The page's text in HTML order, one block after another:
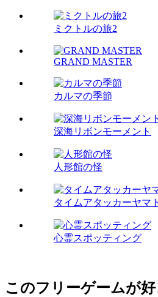
ミクトルの旅2
GRAND MASTER
カルマの季節
深海リボンモーメント
人形館の怪
タイムアタッカーヤマト
心霊スポッティング
このフリーゲームが